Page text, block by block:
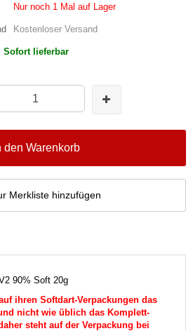
Nur noch 1 Mal auf Lager
Kostenloser Versand
Sofort lieferbar
den Warenkorb
Merkliste hinzufügen
90% Soft 20g
ihren Softdart-Verpackungen das
nicht wie üblich das Komplett-
steht auf der Verpackung bei